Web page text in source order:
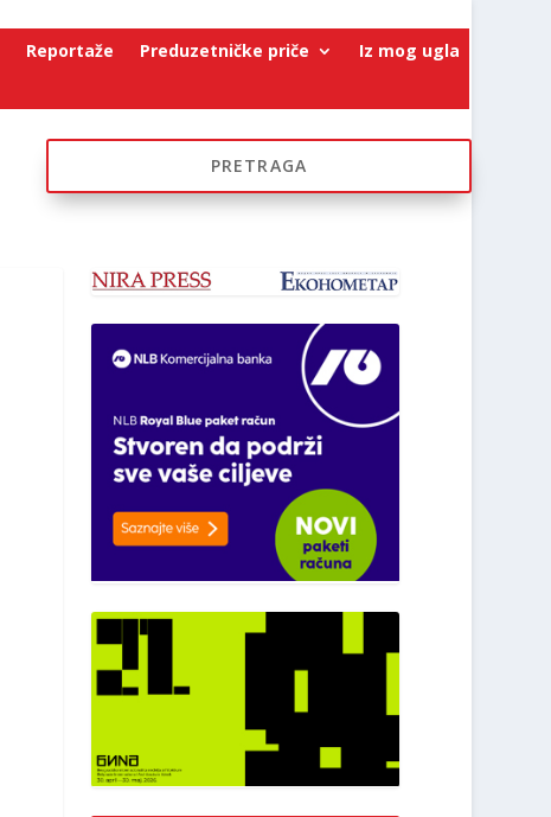
Reportaže Preduzetničke priče Iz mog ugla